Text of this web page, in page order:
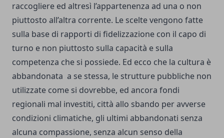
raccogliere ed altresì l’appartenenza ad una o non
piuttosto all’altra corrente. Le scelte vengono fatte
sulla base di rapporti di fidelizzazione con il capo di
turno e non piuttosto sulla capacità e sulla
competenza che si possiede. Ed ecco che la cultura è
abbandonata a se stessa, le strutture pubbliche non
utilizzate come si dovrebbe, ed ancora fondi
regionali mal investiti, città allo sbando per avverse
condizioni climatiche, gli ultimi abbandonati senza
alcuna compassione, senza alcun senso della